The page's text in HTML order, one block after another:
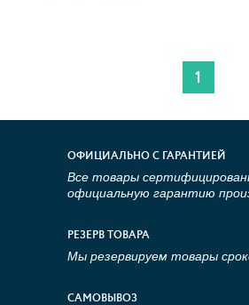
1
ОФИЦИАЛЬНО С ГАРАНТИЕЙ
Все товары
официальную гарантию
РЕЗЕРВ ТОВАРА
Мы резервируем товары
САМОВЫВОЗ